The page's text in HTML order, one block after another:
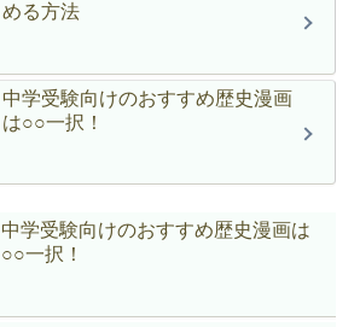
める方法
中学受験向けのおすすめ歴史漫画
は○○一択！
中学受験向けのおすすめ歴史漫画は
○○一択！